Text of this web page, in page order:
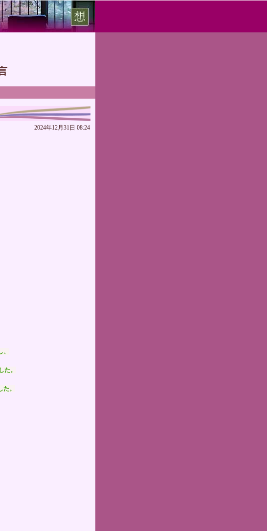
2024年12月31日 08:24
た。
。